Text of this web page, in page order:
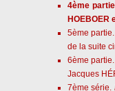
4ème
HOEBOER
5ème partie.
de la suite
6ème partie.
Jacques
7ème série.